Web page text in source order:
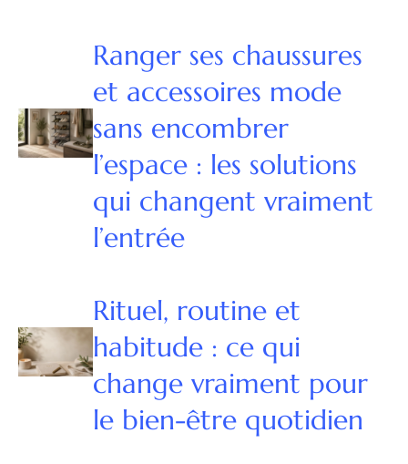
Ranger ses chaussures
et accessoires mode
sans encombrer
l’espace : les solutions
qui changent vraiment
l’entrée
Rituel, routine et
habitude : ce qui
change vraiment pour
le bien-être quotidien